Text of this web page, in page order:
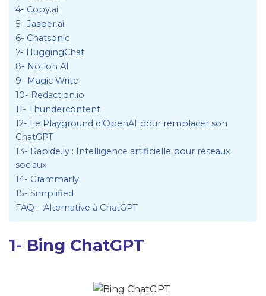
4- Copy.ai
5- Jasper.ai
6- Chatsonic
7- HuggingChat
8- Notion AI
9- Magic Write
10- Redaction.io
11- Thundercontent
12- Le Playground d’OpenAI pour remplacer son
ChatGPT
13- Rapide.ly : Intelligence artificielle pour réseaux
sociaux
14- Grammarly
15- Simplified
FAQ – Alternative à ChatGPT
1- Bing ChatGPT